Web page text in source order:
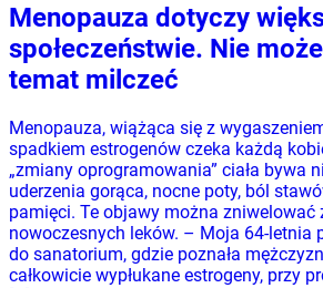
Menopauza dotyczy
społeczeństwie. Nie
temat milczeć
Menopauza, wiążąca się z
spadkiem estrogenów czeka każdą
„zmiany oprogramowania” ciała bywa
uderzenia gorąca, nocne poty, ból
pamięci. Te objawy można zniwelować
nowoczesnych leków. – Moja 64-letnia
do sanatorium, gdzie poznała
całkowicie wypłukane estrogeny, przy